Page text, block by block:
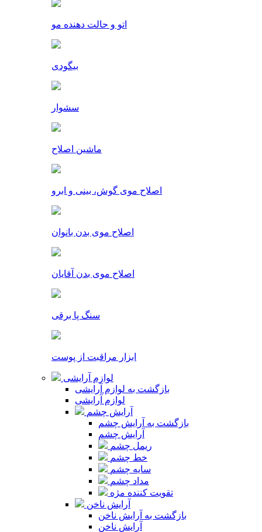
اتو و حالت دهنده مو
بیگودی
سشوار
ماشین اصلاح
اصلاح موی گوش، بینی و ابرو
اصلاح موی بدن بانوان
اصلاح موی بدن آقایان
سنگ پا برقی
ابزار مراقبت از پوست
لوازم آرایشی
بازگشت به لوازم آرایشی
لوازم آرایشی
آرایش چشم
بازگشت به آرایش چشم
آرایش چشم
ریمل چشم
خط چشم
سایه چشم
مداد چشم
تقویت کننده مژه
آرایش ناخن
بازگشت به آرایش ناخن
آرایش ناخن